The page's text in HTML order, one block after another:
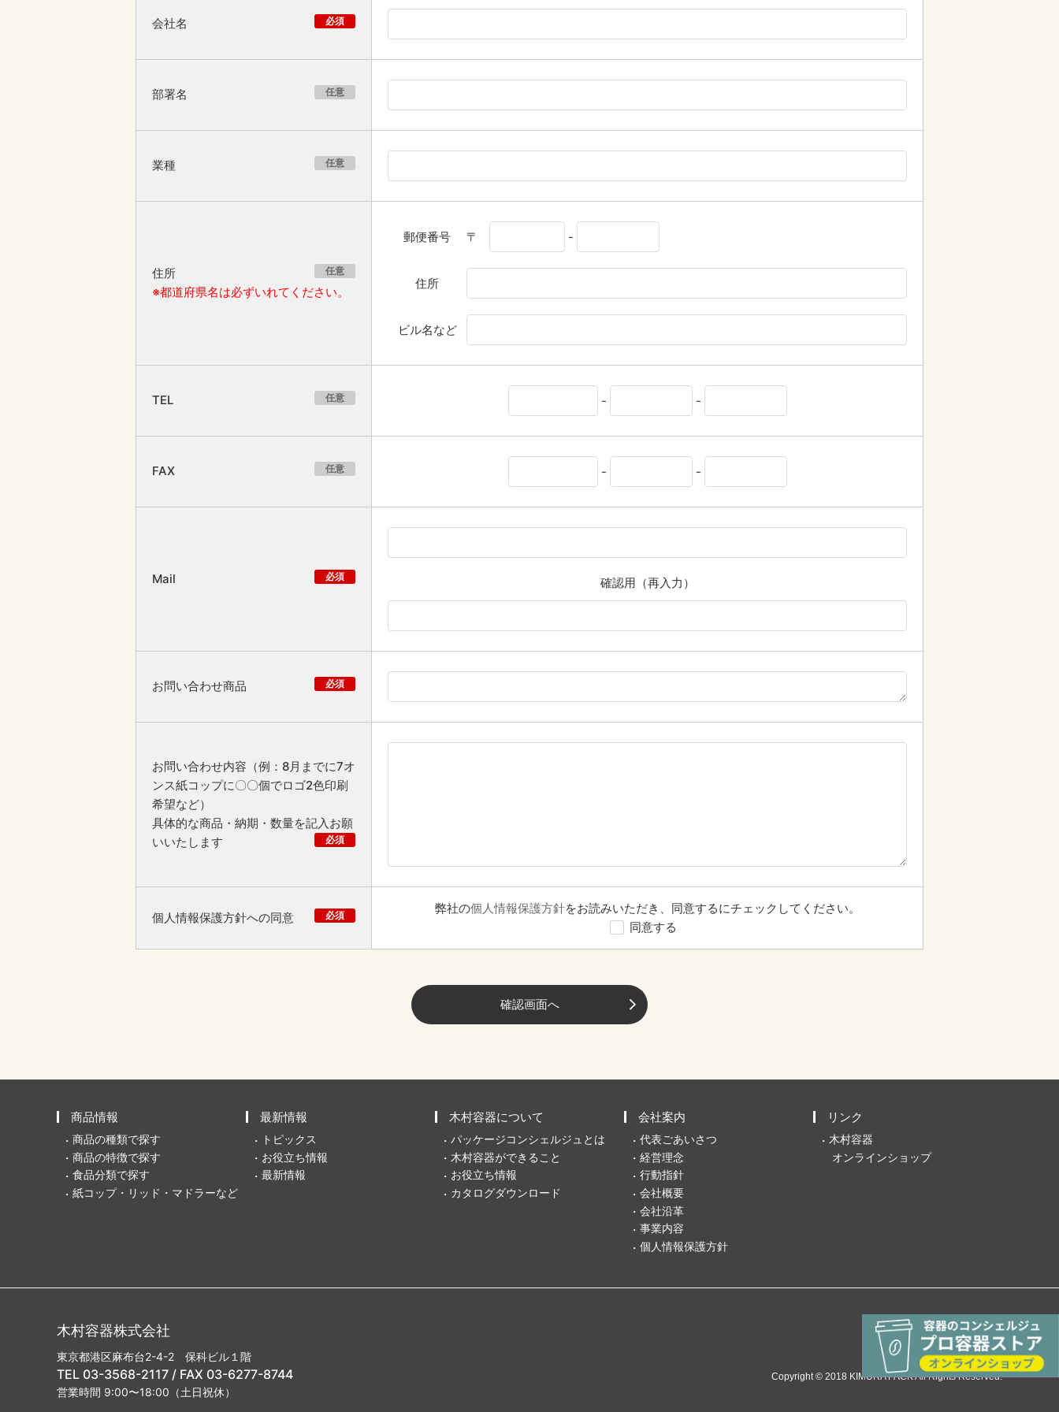
会社名 必須
部署名 任意
業種 任意
住所 任意
※都道府県名は必ずいれてください。
郵便番号 〒 -
住所
ビル名など
TEL 任意 - -
FAX 任意 - -
Mail 必須 確認用（再入力）
お問い合わせ商品 必須
お問い合わせ内容（例：8月までに7オ
ンス紙コップに〇〇個でロゴ2色印刷
希望など）
具体的な商品・納期・数量を記入お願
いいたします
必須
個人情報保護方針への同意 必須 弊社の個人情報保護方針をお読みいただき、同意するにチェックしてください。
同意する
商品情報
商品の種類で探す
商品の特徴で探す
食品分類で探す
紙コップ・リッド・マドラーなど
最新情報
トピックス
お役立ち情報
最新情報
木村容器について
パッケージコンシェルジュとは
木村容器ができること
お役立ち情報
カタログダウンロード
会社案内
代表ごあいさつ
経営理念
行動指針
会社概要
会社沿革
事業内容
個人情報保護方針
リンク
木村容器
オンラインショップ
木村容器株式会社
東京都港区麻布台2-4-2 保科ビル１階
TEL 03-3568-2117 / FAX 03-6277-8744
営業時間 9:00〜18:00（土日祝休）
Copyright © 2018 KIMURA PACK All Rights Reserved.